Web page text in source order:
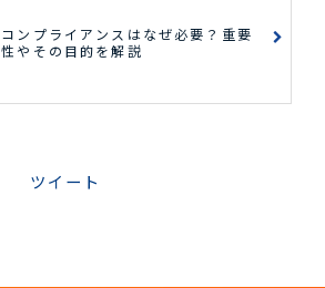
コンプライアンスはなぜ必要？重要
性やその目的を解説
ツイート